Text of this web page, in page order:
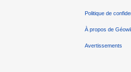
Politique de
À propos de
Avertissements